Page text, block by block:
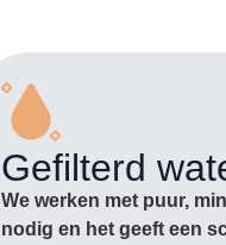
Gefilterd
We werken met puur,
nodig en het geeft een